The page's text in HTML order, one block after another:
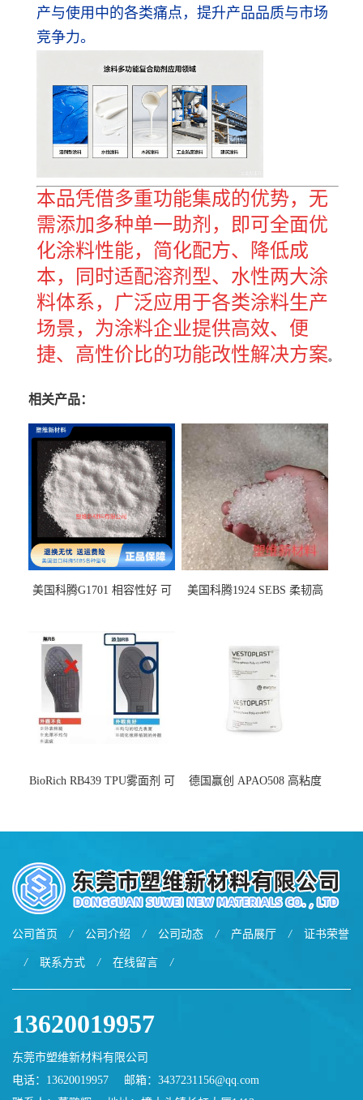
产与使用中的各类痛点，提升产品品质与市场
竞争力。
本品凭借多重功能集成的优势，无
需添加多种单一助剂，即可全面优
化涂料性能，简化配方、降低成
本，同时适配溶剂型、水性两大涂
料体系，广泛应用于各类涂料生产
场景，为涂料企业提供高效、便
捷、高性价比的功能改性解决方案。
相关产品：
美国科腾G1701 相容性好 可
美国科腾1924 SEBS 柔韧高
BioRich RB439 TPU雾面剂 可
德国赢创 APAO508 高粘度
公司首页 / 公司介绍 / 公司动态 / 产品展厅 / 证书荣誉
/ 联系方式 / 在线留言 /
13620019957
东莞市塑维新材料有限公司
电话：13620019957
邮箱： 3437231156@qq.com